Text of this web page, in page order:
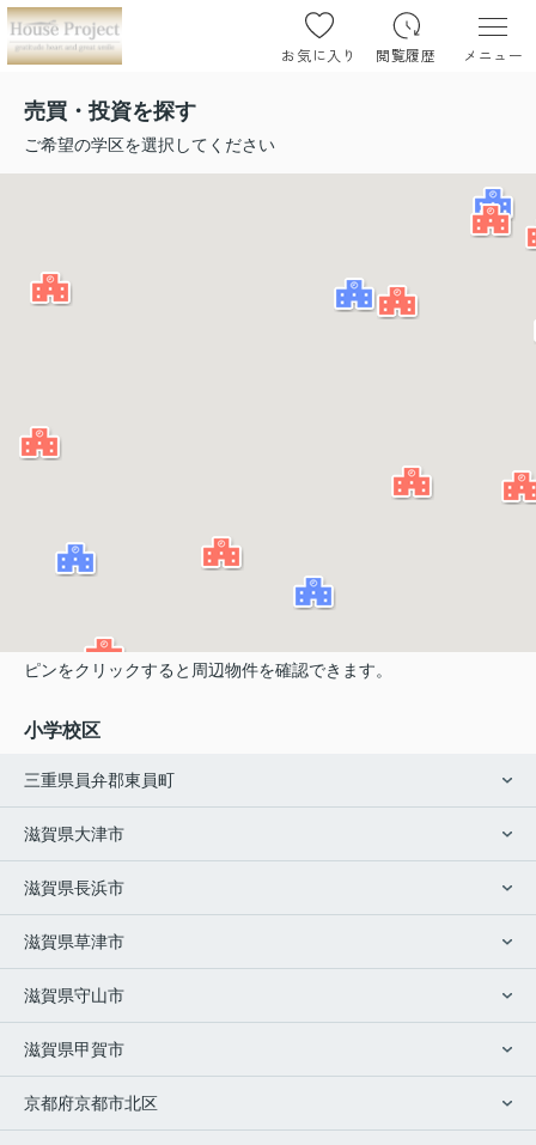
お気に入り 閲覧履歴 メニュー
売買・投資を探す
ご希望の学区を選択してください
ピンをクリックすると周辺物件を確認できます。
小学校区
三重県員弁郡東員町
滋賀県大津市
滋賀県長浜市
滋賀県草津市
滋賀県守山市
滋賀県甲賀市
京都府京都市北区